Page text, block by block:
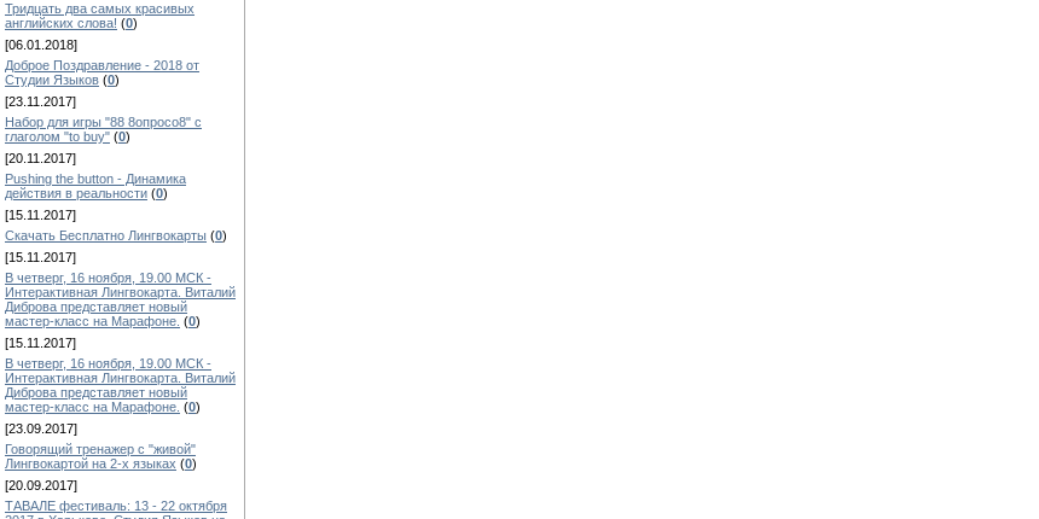
Тридцать два самых красивых
английских слова! (0)
[06.01.2018]
Доброе Поздравление - 2018 от
Студии Языков (0)
[23.11.2017]
Набор для игры "88 8опросо8" с
глаголом "to buy" (0)
[20.11.2017]
Pushing the button - Динамика
действия в реальности (0)
[15.11.2017]
Скачать Бесплатно Лингвокарты (0)
[15.11.2017]
В четверг, 16 ноября, 19.00 МСК -
Интерактивная Лингвокарта. Виталий
Диброва представляет новый
мастер-класс на Марафоне. (0)
[15.11.2017]
В четверг, 16 ноября, 19.00 МСК -
Интерактивная Лингвокарта. Виталий
Диброва представляет новый
мастер-класс на Марафоне. (0)
[23.09.2017]
Говорящий тренажер с "живой"
Лингвокартой на 2-х языках (0)
[20.09.2017]
ТАВАЛЕ фестиваль: 13 - 22 октября